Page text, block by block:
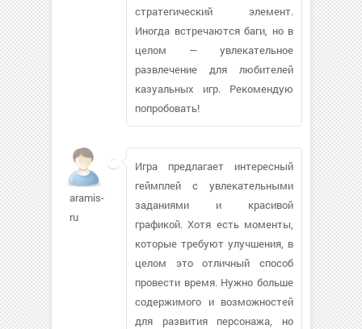
стратегический элемент.
Иногда встречаются баги, но в
целом — увлекательное
развлечение для любителей
казуальных игр. Рекомендую
попробовать!
aramis-
ru
Игра предлагает интересный
геймплей с увлекательными
заданиями и красивой
графикой. Хотя есть моменты,
которые требуют улучшения, в
целом это отличный способ
провести время. Нужно больше
содержимого и возможностей
для развития персонажа, но